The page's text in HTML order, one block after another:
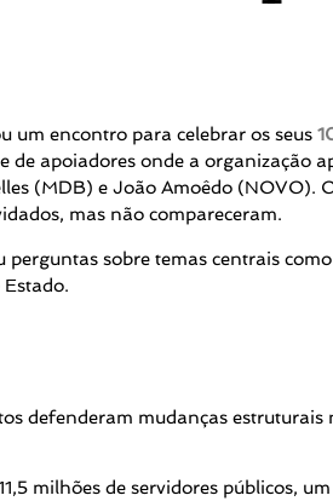
um encontro para celebrar os seus
apoiadores onde a organização
(MDB) e João Amoêdo (NOVO).
mas não compareceram.
sobre temas centrais
defenderam mudanças
milhões de servidores públicos,